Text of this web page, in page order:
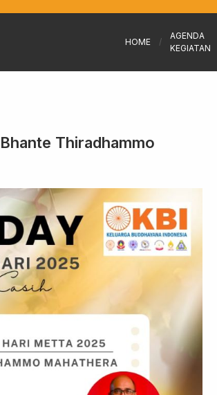
HOME /
AGENDA
KEGIATAN
Thiradhammo